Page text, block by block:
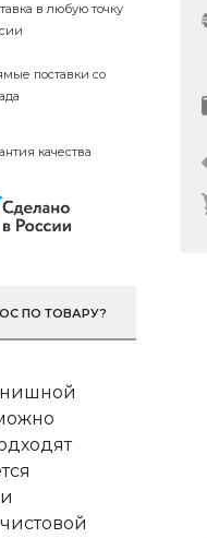
в любую точку
поставки со
качества
ПО ТОВАРУ?